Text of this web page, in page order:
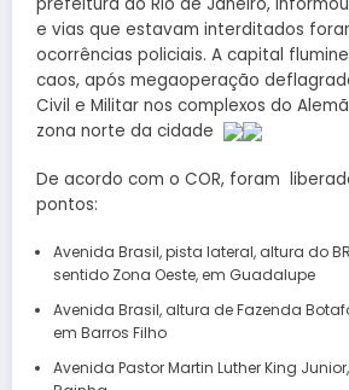
e vias que estavam interditados
ocorrências policiais. A capital
caos, após megaoperação
Civil e Militar nos complexos do
zona norte da cidade
De acordo com o COR, foram
pontos:
Avenida Brasil, pista lateral, altura do
sentido Zona Oeste, em Guadalupe
Avenida Brasil, altura de Fazenda
em Barros Filho
Avenida Pastor Martin Luther King